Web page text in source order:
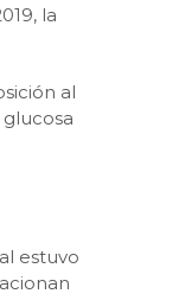
la
al
estuvo